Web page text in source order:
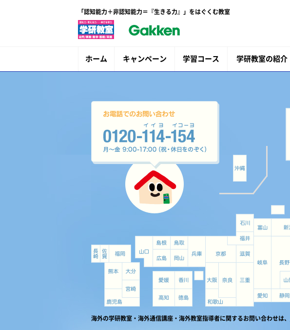
「認知能力＋非認知能力＝『生きる力』」をはぐくむ教室
ホーム キャンペーン 学習コース 学研教室の紹介
海外の学研教室・海外通信講座・海外教室指導者に関するお問い合わせは、